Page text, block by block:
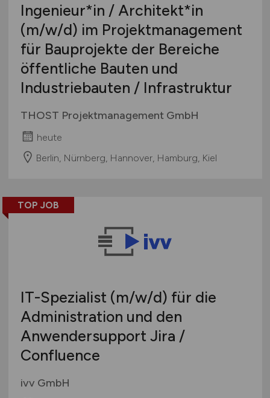
Ingenieur*in / Architekt*in
(m/w/d) im Projektmanagement
für Bauprojekte der Bereiche
öffentliche Bauten und
Industriebauten / Infrastruktur
THOST Projektmanagement GmbH
heute
Berlin, Nürnberg, Hannover, Hamburg, Kiel
TOP JOB
IT-Spezialist (m/w/d) für die
Administration und den
Anwendersupport Jira /
Confluence
ivv GmbH